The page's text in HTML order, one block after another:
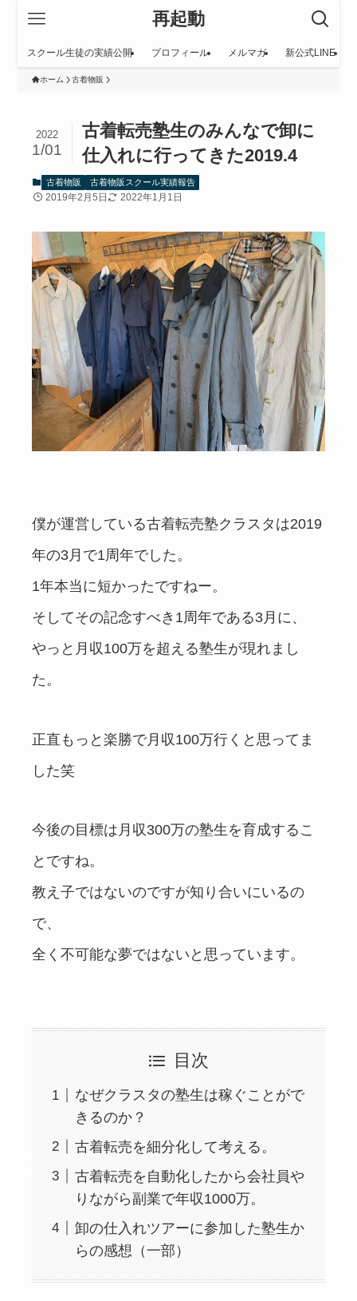
再起動
スクール生徒の実績公開 プロフィール メルマガ 新公式LINE
ホーム 古着物販
古着転売塾生のみんなで卸に
仕入れに行ってきた2019.4
2022
1/01
古着物販 古着物販スクール実績報告
2019年2月5日 2022年1月1日
僕が運営している古着転売塾クラスタは2019
年の3月で1周年でした。
1年本当に短かったですねー。
そしてその記念すべき1周年である3月に、
やっと月収100万を超える塾生が現れまし
た。
正直もっと楽勝で月収100万行くと思ってま
した笑
今後の目標は月収300万の塾生を育成するこ
とですね。
教え子ではないのですが知り合いにいるの
で、
全く不可能な夢ではないと思っています。
目次
なぜクラスタの塾生は稼ぐことがで
きるのか？
古着転売を細分化して考える。
古着転売を自動化したから会社員や
りながら副業で年収1000万。
卸の仕入れツアーに参加した塾生か
らの感想（一部）